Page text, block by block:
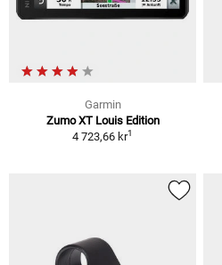
Garmin
Zumo XT Louis Edition
4 723,66 kr1